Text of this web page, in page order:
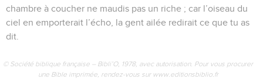
chambre à coucher ne maudis pas un riche ; car l’oiseau du
ciel en emporterait l’écho, la gent ailée redirait ce que tu as
dit.
© Société biblique française – Bibli’O, 1978, avec autorisation. Pour vous procurer
une Bible imprimée, rendez-vous sur www.editionsbiblio.fr